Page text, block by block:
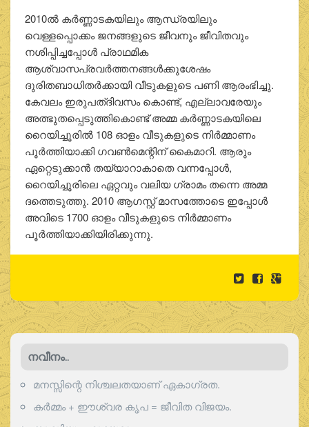
2010ല്‍ കര്‍ണ്ണാടകയിലും ആന്ധ്രയിലും
വെള്ളപ്പൊക്കം ജനങ്ങളുടെ ജീവനും ജീവിതവും
നശിപ്പിച്ചപ്പോള്‍ പ്രാഥമിക
ആശ്വാസപ്രവര്‍ത്തനങ്ങള്‍ക്കുശേഷം
ദുരിതബാധിതര്‍ക്കായി വീടുകളുടെ പണി ആരംഭിച്ചു.
കേവലം ഇരുപത്ദിവസം കൊണ്ട്, എല്ലാവരേയും
അത്ഭുതപ്പെടുത്തികൊണ്ട് അമ്മ കര്‍ണ്ണാടകയിലെ
റൈയിച്ചൂരില്‍ 108 ഓളം വീടുകളുടെ നിര്‍മ്മാണം
പൂര്‍ത്തിയാക്കി ഗവണ്‍മെന്റിന് കൈമാറി. ആരും
ഏറ്റെടുക്കാന്‍ തയ്യാറാകാതെ വന്നപ്പോള്‍,
റൈയിച്ചൂരിലെ ഏറ്റവും വലിയ ഗ്രാമം തന്നെ അമ്മ
ദത്തെടുത്തു. 2010 ആഗസ്റ്റ് മാസത്തോടെ ഇപ്പോള്‍
അവിടെ 1700 ഓളം വീടുകളുടെ നിര്‍മ്മാണം
പൂര്‍ത്തിയാക്കിയിരിക്കുന്നു.
നവീനം..
മനസ്സിന്റെ നിശ്ചലതയാണ് ഏകാഗ്രത.
കർമ്മം + ഈശ്വര കൃപ = ജീവിത വിജയം.